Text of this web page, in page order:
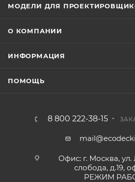
МОДЕЛИ ДЛЯ
О КОМПАНИИ
ИНФОРМАЦИЯ
ПОМОЩЬ
8 800 222-38-15
Офис: г. Москва,
слобода, д.19,
РЕЖИМ